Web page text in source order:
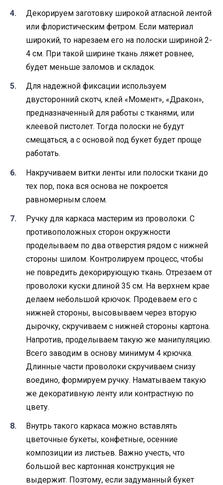
Декорируем заготовку широкой атласной лентой
или флористическим фетром. Если материал
широкий, то нарезаем его на полоски шириной 2-
4 см. При такой ширине ткань ляжет ровнее,
будет меньше заломов и складок.
Для надежной фиксации используем
двусторонний скотч, клей «Момент», «Дракон»,
предназначенный для работы с тканями, или
клеевой пистолет. Тогда полоски не будут
смещаться, а с основой под букет будет проще
работать.
Накручиваем витки ленты или полоски ткани до
тех пор, пока вся основа не покроется
равномерным слоем.
Ручку для каркаса мастерим из проволоки. С
противоположных сторон окружности
проделываем по два отверстия рядом с нижней
стороны шилом. Контролируем процесс, чтобы
не повредить декорирующую ткань. Отрезаем от
проволоки куски длиной 35 см. На верхнем крае
делаем небольшой крючок. Продеваем его с
нижней стороны, высовываем через вторую
дырочку, скручиваем с нижней стороны картона.
Напротив, проделываем такую же манипуляцию.
Всего заводим в основу минимум 4 крючка.
Длинные части проволоки скручиваем снизу
воедино, формируем ручку. Наматываем такую
же декоративную ленту или контрастную по
цвету.
Внутрь такого каркаса можно вставлять
цветочные букеты, конфетные, осенние
композиции из листьев. Важно учесть, что
большой вес картонная конструкция не
выдержит. Поэтому, если задуманный букет